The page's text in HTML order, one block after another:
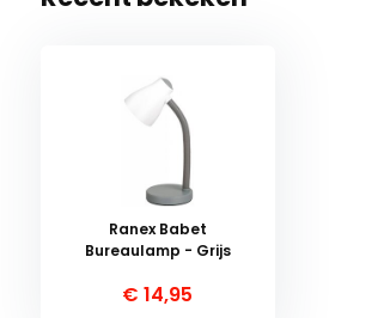
Ranex Babet
Bureaulamp - Grijs
€ 14,95